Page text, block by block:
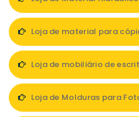
Loja de material para
Loja de mobiliário de
Loja de Molduras para